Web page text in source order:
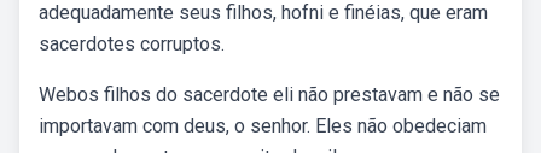
adequadamente seus filhos, hofni e finéias, que eram
sacerdotes corruptos.
Webos filhos do sacerdote eli não prestavam e não se
importavam com deus, o senhor. Eles não obedeciam